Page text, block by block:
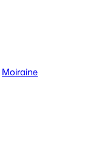
Moiraine